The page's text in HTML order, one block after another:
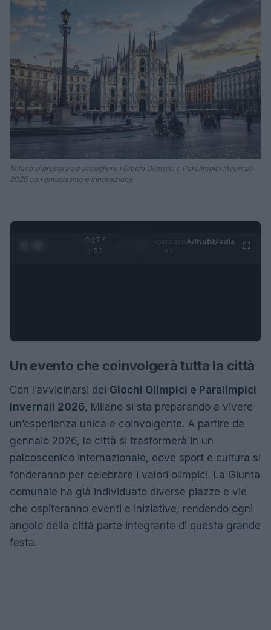
Milano si prepara ad accogliere i Giochi Olimpici e Paralimpici Invernali
2026 con entusiasmo e innovazione.
0:28 /
1:50
AdhubMedia
Un evento che coinvolgerà tutta la città
Con l’avvicinarsi dei Giochi Olimpici e Paralimpici
Invernali 2026, Milano si sta preparando a vivere
un’esperienza unica e coinvolgente. A partire da
gennaio 2026, la città si trasformerà in un
palcoscenico internazionale, dove sport e cultura si
fonderanno per celebrare i valori olimpici. La Giunta
comunale ha già individuato diverse piazze e vie
che ospiteranno eventi e iniziative, rendendo ogni
angolo della città parte integrante di questa grande
festa.